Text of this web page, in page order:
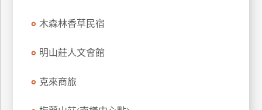
木森林香草民宿
明山莊人文會館
克來商旅